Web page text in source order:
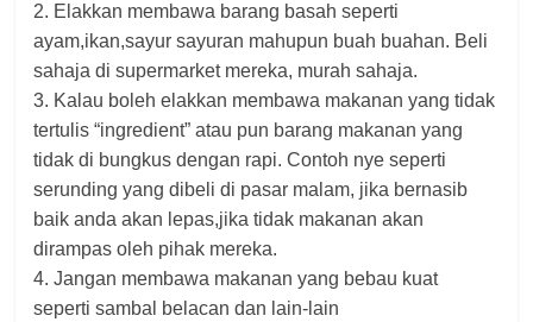
2. Elakkan membawa barang basah seperti
ayam,ikan,sayur sayuran mahupun buah buahan. Beli
sahaja di supermarket mereka, murah sahaja.
3. Kalau boleh elakkan membawa makanan yang tidak
tertulis “ingredient” atau pun barang makanan yang
tidak di bungkus dengan rapi. Contoh nye seperti
serunding yang dibeli di pasar malam, jika bernasib
baik anda akan lepas,jika tidak makanan akan
dirampas oleh pihak mereka.
4. Jangan membawa makanan yang bebau kuat
seperti sambal belacan dan lain-lain